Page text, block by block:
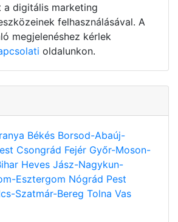
a digitális marketing
felhasználásával. A
megjelenéshez kérlek
oldalunkon.
Békés Borsod-Abaúj-
Csongrád Fejér Győr-Moson-
Heves Jász-Nagykun-
Esztergom Nógrád Pest
Szatmár-Bereg Tolna Vas